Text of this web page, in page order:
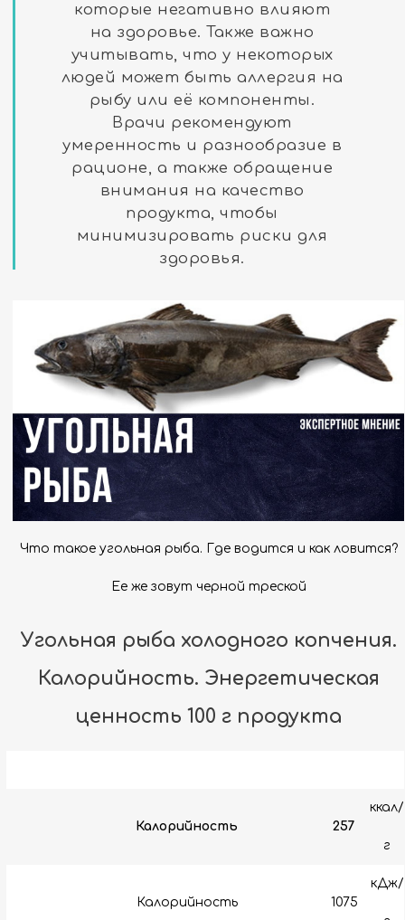
которые негативно влияют
на здоровье. Также важно
учитывать, что у некоторых
людей может быть аллергия на
рыбу или её компоненты.
Врачи рекомендуют
умеренность и разнообразие в
рационе, а также обращение
внимания на качество
продукта, чтобы
минимизировать риски для
здоровья.
Что такое угольная рыба. Где водится и как ловится?
Ее же зовут черной треской
Угольная рыба холодного копчения.
Калорийность. Энергетическая
ценность 100 г продукта
Калорийность 257
ккал/
г
Калорийность 1075
кДж/